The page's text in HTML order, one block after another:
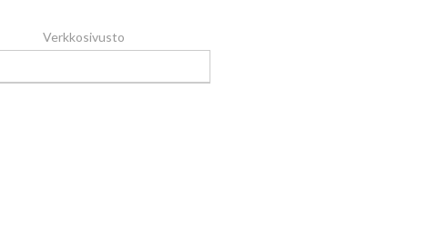
Verkkosivusto